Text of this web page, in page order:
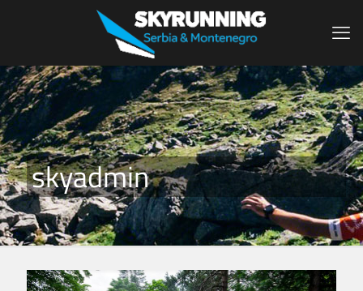
skyadmin